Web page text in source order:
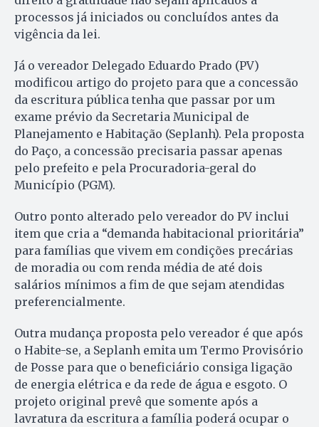
processos já iniciados ou concluídos antes da
vigência da lei.
Já o vereador Delegado Eduardo Prado (PV)
modificou artigo do projeto para que a concessão
da escritura pública tenha que passar por um
exame prévio da Secretaria Municipal de
Planejamento e Habitação (Seplanh). Pela proposta
do Paço, a concessão precisaria passar apenas
pelo prefeito e pela Procuradoria-geral do
Município (PGM).
Outro ponto alterado pelo vereador do PV inclui
item que cria a “demanda habitacional prioritária”
para famílias que vivem em condições precárias
de moradia ou com renda média de até dois
salários mínimos a fim de que sejam atendidas
preferencialmente.
Outra mudança proposta pelo vereador é que após
o Habite-se, a Seplanh emita um Termo Provisório
de Posse para que o beneficiário consiga ligação
de energia elétrica e da rede de água e esgoto. O
projeto original prevê que somente após a
lavratura da escritura a família poderá ocupar o